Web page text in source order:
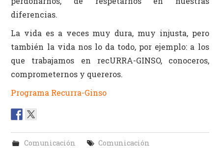
diferencias.
La vida es a veces muy dura, muy injusta, pero
también la vida nos lo da todo, por ejemplo: a los
que trabajamos en recURRA-GINSO, conoceros,
comprometernos y quereros.
Programa Recurra-Ginso
Comunicación Comunicación